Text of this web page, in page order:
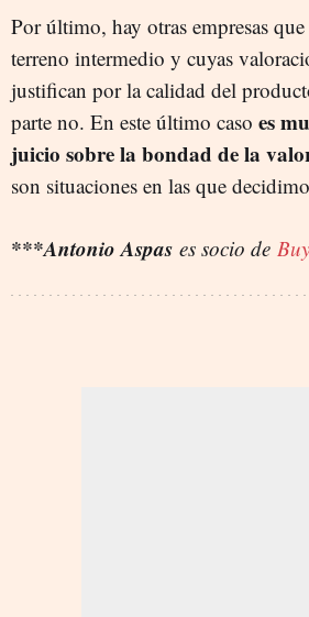
Por último, hay otras empresas
terreno intermedio y cuyas
justifican por la calidad del
parte no. En este último caso es
juicio sobre la bondad de la
son situaciones en las que
***Antonio Aspas es socio de